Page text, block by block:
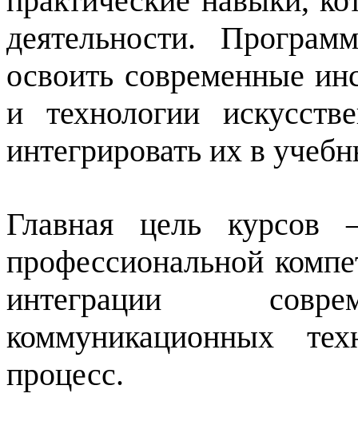
деятельности.
освоить современные
и технологии
интегрировать их в
Главная цель курсов
профессиональной
интеграции
коммуникационных
процесс.